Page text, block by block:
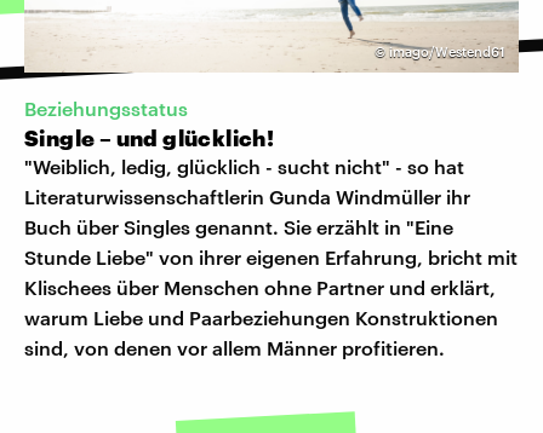
©imago/Westend61
Beziehungsstatus
Single – und glücklich!
"Weiblich, ledig, glücklich - sucht nicht" - so hat
Literaturwissenschaftlerin Gunda Windmüller ihr
Buch über Singles genannt. Sie erzählt in "Eine
Stunde Liebe" von ihrer eigenen Erfahrung, bricht mit
Klischees über Menschen ohne Partner und erklärt,
warum Liebe und Paarbeziehungen Konstruktionen
sind, von denen vor allem Männer profitieren.